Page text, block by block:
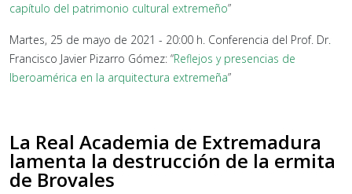
capítulo del patrimonio cultural extremeño”
Martes, 25 de mayo de 2021 - 20:00 h. Conferencia del Prof. Dr.
Francisco Javier Pizarro Gómez: “Reflejos y presencias de
Iberoamérica en la arquitectura extremeña”
La Real Academia de Extremadura
lamenta la destrucción de la ermita
de Brovales